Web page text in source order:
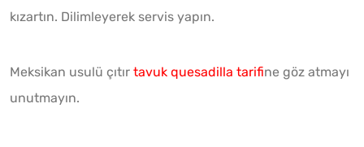
kızartın. Dilimleyerek servis yapın.
Meksikan usulü çıtır tavuk quesadilla tarifine göz atmayı
unutmayın.